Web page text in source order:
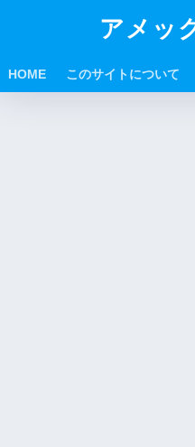
アメッ
HOME このサイトについて